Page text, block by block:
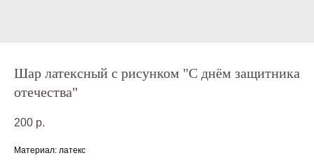
Шар латексный с рисунком "С днём защитника
отечества"
200 р.
Материал: латекс